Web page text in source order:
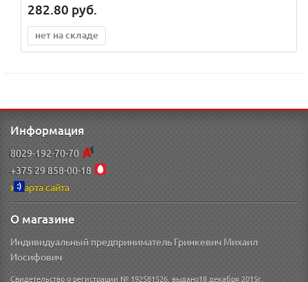
282.80 руб.
нет на складе
Информация
8029-192-70-70
+375 29 858-00-18
Карта сайта
О магазине
Индивидуальный предприниматель Гринкевич Михаил
Иосифович
Свидетельство о регистрации № 192581526, выдано18 декабря 2015г.